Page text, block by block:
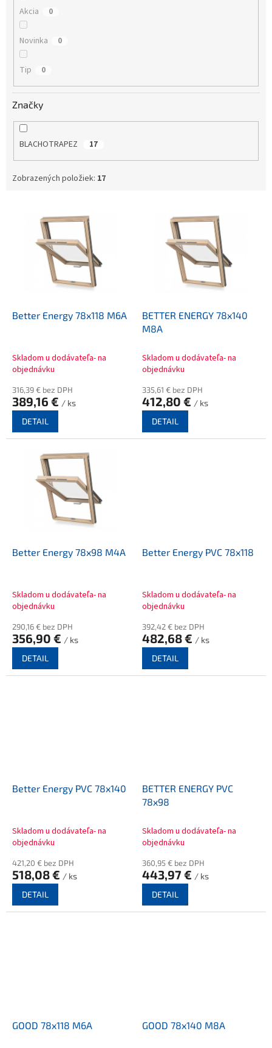
Akcia 0
Novinka 0
Tip 0
Značky
BLACHOTRAPEZ 17
Zobrazených položiek: 17
Better Energy 78x118 M6A
Skladom u dodávateľa- na
objednávku
316,39 € bez DPH
389,16 € / ks
DETAIL
BETTER ENERGY 78x140
M8A
Skladom u dodávateľa- na
objednávku
335,61 € bez DPH
412,80 € / ks
DETAIL
Better Energy 78x98 M4A
Skladom u dodávateľa- na
objednávku
290,16 € bez DPH
356,90 € / ks
DETAIL
Better Energy PVC 78x118
Skladom u dodávateľa- na
objednávku
392,42 € bez DPH
482,68 € / ks
DETAIL
Better Energy PVC 78x140
Skladom u dodávateľa- na
objednávku
421,20 € bez DPH
518,08 € / ks
DETAIL
BETTER ENERGY PVC
78x98
Skladom u dodávateľa- na
objednávku
360,95 € bez DPH
443,97 € / ks
DETAIL
GOOD 78x118 M6A GOOD 78x140 M8A